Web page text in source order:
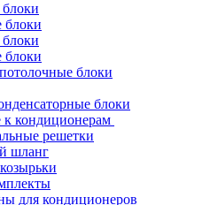
блоки
блоки
блоки
блоки
кондиционерам
решетки
шланг
для кондиционеров